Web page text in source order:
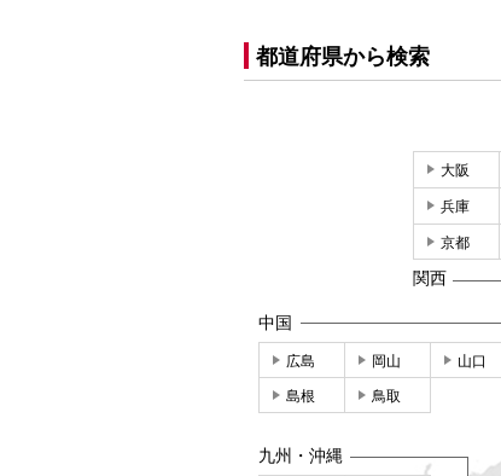
都道府県から検索
大阪
兵庫
京都
関西
中国
広島 岡山 山口
島根 鳥取
九州・沖縄